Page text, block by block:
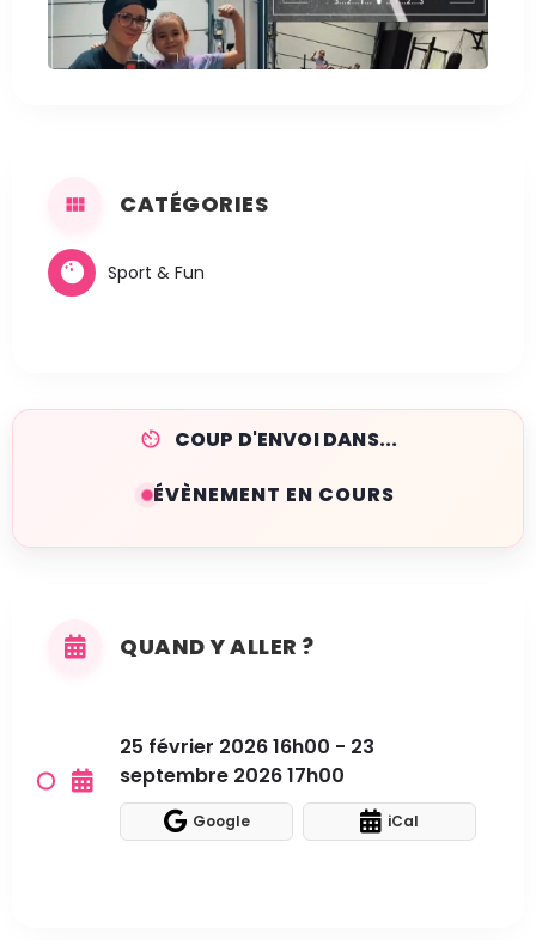
CATÉGORIES
Sport & Fun
COUP D'ENVOI DANS...
ÉVÈNEMENT EN COURS
QUAND Y ALLER ?
25 février 2026 16h00 - 23
septembre 2026 17h00
Google iCal